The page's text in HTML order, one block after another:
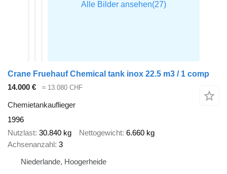
Crane Fruehauf Chemical tank inox 22.5 m3 / 1 comp
14.000 €
≈ 13.080 CHF
Chemietankauflieger
1996
Nutzlast 30.840 kg Nettogewicht 6.660 kg
Achsenanzahl 3
Niederlande, Hoogerheide